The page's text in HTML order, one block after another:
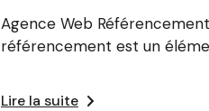
Agence Web
référencement est un
Lire la suite